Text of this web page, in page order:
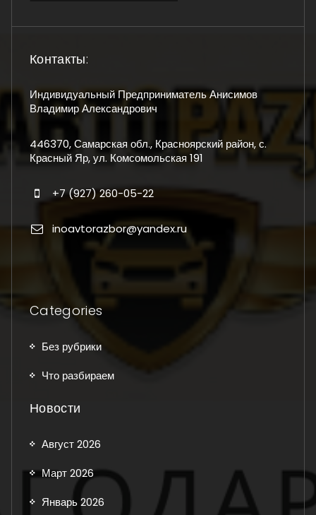
Контакты:
Индивидуальный Предприниматель Анисимов
Владимир Александрович
446370, Самарская обл., Красноярский район, с.
Красный Яр, ул. Комсомольская 191
+7 (927) 260-05-22
inoavtorazbor@yandex.ru
Categories
Без рубрики
Что разбираем
Новости
Август 2026
Март 2026
Январь 2026